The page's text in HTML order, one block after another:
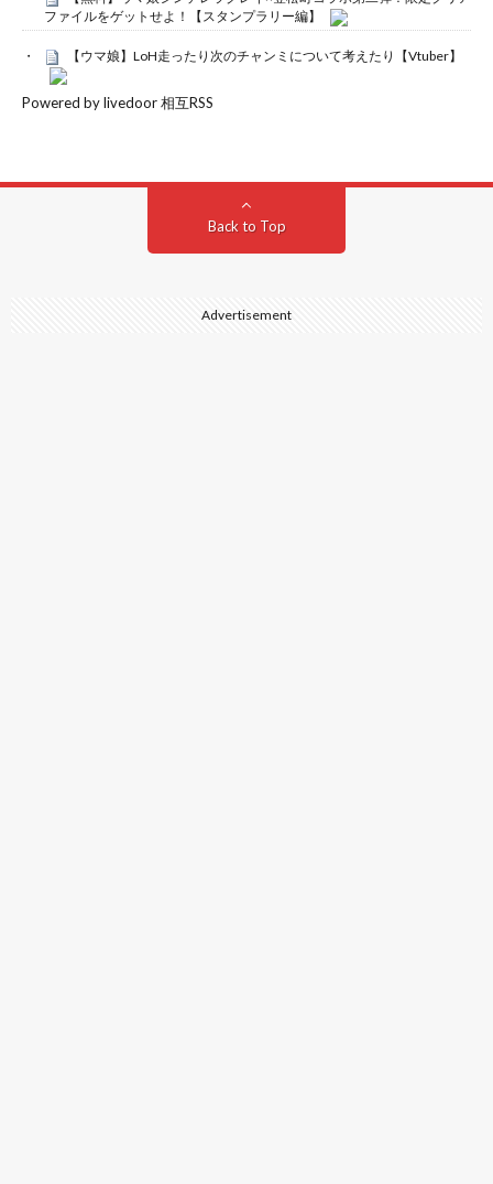
ファイルをゲットせよ！【スタンプラリー編】
【ウマ娘】LoH走ったり次のチャンミについて考えたり【Vtuber】
Powered by livedoor 相互RSS
Back to Top
Advertisement